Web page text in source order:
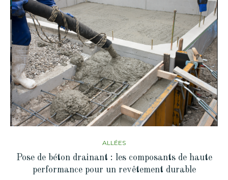
ALLÉES
Pose de béton drainant : les composants de haute
performance pour un revêtement durable